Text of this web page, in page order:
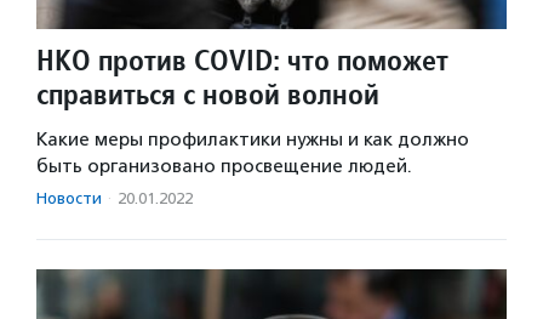
НКО против COVID: что поможет
справиться с новой волной
Какие меры профилактики нужны и как должно
быть организовано просвещение людей.
Новости · 20.01.2022